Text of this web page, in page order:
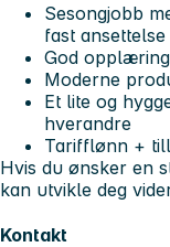
Sesongjobb
fast ansettelse
God
Moderne
Et lite og
hverandre
Tarifflønn +
Hvis du ønsker en
kan utvikle deg
Kontakt